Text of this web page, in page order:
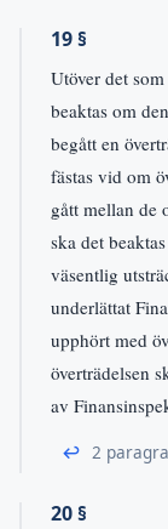
19 §
Utöver det
beaktas om
begått en
fästas vid om
gått mellan de
ska det
väsentlig
underlättat
upphört med
överträdelsen
av
↩ 2
20 §